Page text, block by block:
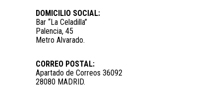
DOMICILIO SOCIAL:
Bar “La Celadilla”
Palencia, 45
Metro Alvarado.
CORREO POSTAL:
Apartado de Correos 36092
28080 MADRID.